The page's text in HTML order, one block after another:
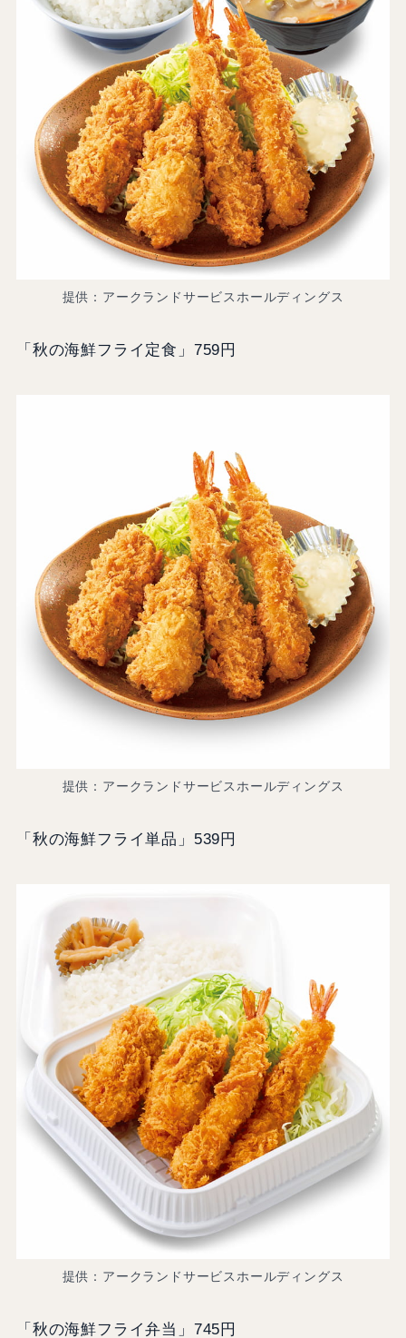
提供：アークランドサービスホールディングス
「秋の海鮮フライ定食」759円
提供：アークランドサービスホールディングス
「秋の海鮮フライ単品」539円
提供：アークランドサービスホールディングス
「秋の海鮮フライ弁当」745円